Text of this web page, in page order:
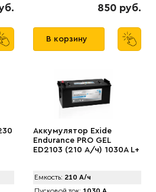
850 руб.
В корзину
Аккумулятор Exide
Endurance PRO GEL
ED2103 (210 А/ч) 1030A L+
Емкость: 210 А/ч